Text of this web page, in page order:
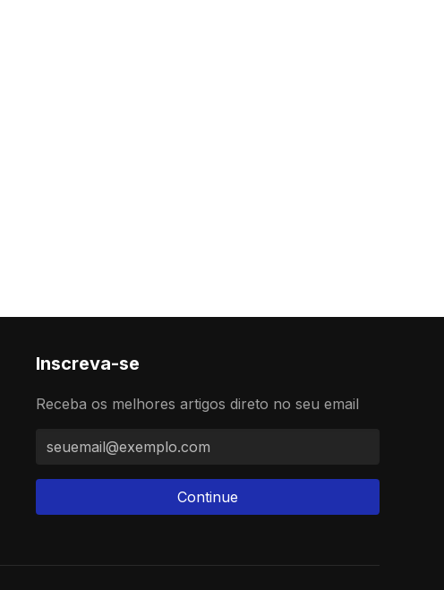
Inscreva-se
Receba os melhores artigos direto no seu email
Continue